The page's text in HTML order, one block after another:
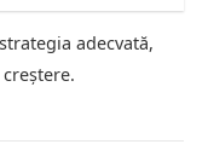
adecvată,